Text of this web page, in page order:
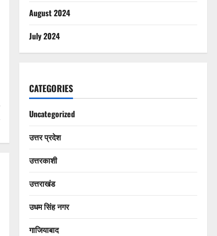
August 2024
July 2024
CATEGORIES
Uncategorized
उत्तर प्रदेश
उत्तरकाशी
उत्तराखंड
उधम सिंह नगर
गाजियाबाद